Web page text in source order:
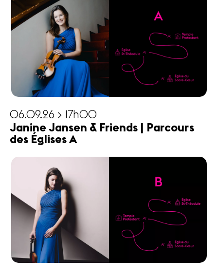
06.09.26 > 17h00
Janine Jansen & Friends | Parcours
des Églises A